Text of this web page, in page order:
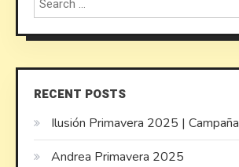
RECENT POSTS
Ilusión Primavera 2025 |
Andrea Primavera 2025